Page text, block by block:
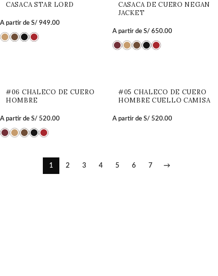
CASACA STAR LORD
A partir de S/ 949.00
CASACA DE CUERO NEGAN
JACKET
A partir de S/ 650.00
#06 CHALECO DE CUERO
HOMBRE
A partir de S/ 520.00
#05 CHALECO DE CUERO
HOMBRE CUELLO CAMISA
A partir de S/ 520.00
1 2 3 4 5 6 7 →